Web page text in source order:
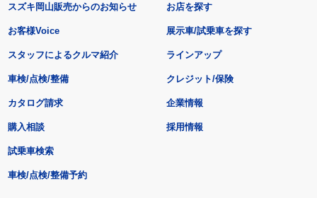
スズキ岡山販売からのお知らせ
お客様Voice
スタッフによるクルマ紹介
お店を探す
展示車/試乗車を探す
ラインアップ
車検/点検/整備 クレジット/保険
カタログ請求
購入相談
試乗車検索
車検/点検/整備予約
企業情報
採用情報